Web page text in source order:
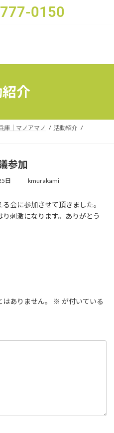
0150
介
庫｜マノアマノ
活動紹介
参加
日 kmurakami
会に参加させて頂きました。
刺激になります。ありがとう
ありません。 ※ が付いている